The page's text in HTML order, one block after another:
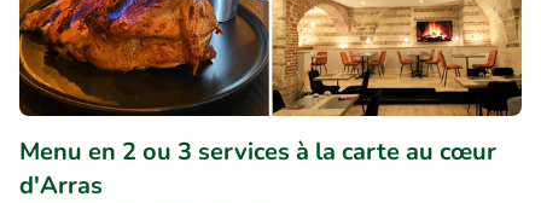
Menu en 2 ou 3 services à la carte au cœur
d'Arras